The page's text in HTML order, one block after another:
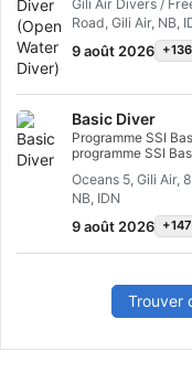
Scuba Diver
est associée à des
pour vous assurer
l'expérience
Gili Air Divers /
Road, Gili Air, NB,
9 août 2026
Basic Diver
Programme SSI
programme SSI
curieuse de la
encore prête à
certification
de découvrir le
programme Basic
compétences de
de base qui vous
une mise en
Oceans 5, Gili Air,
NB, IDN
9 août 2026
Trouver